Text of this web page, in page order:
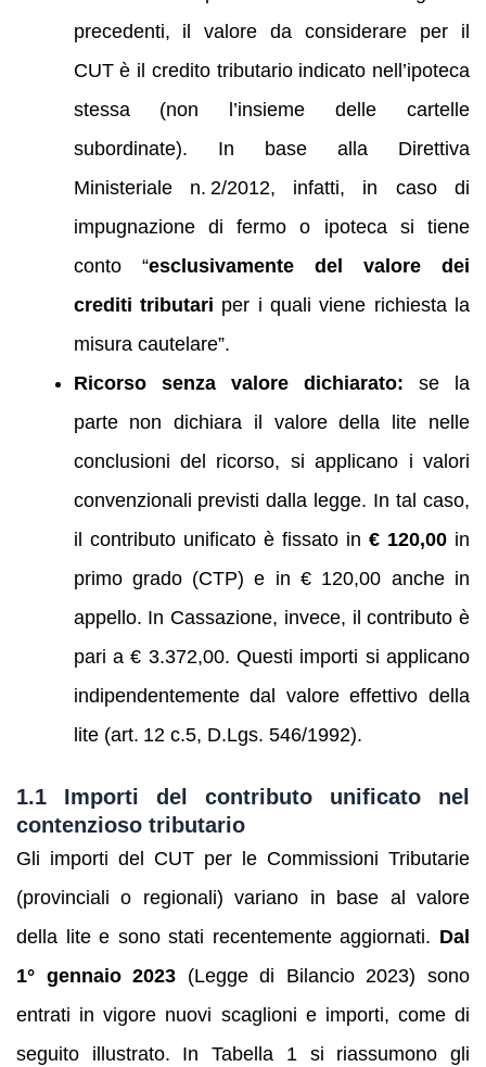
precedenti, il valore da considerare per il
CUT è il credito tributario indicato nell’ipoteca
stessa (non l’insieme delle cartelle
subordinate). In base alla Direttiva
Ministeriale n. 2/2012, infatti, in caso di
impugnazione di fermo o ipoteca si tiene
conto “esclusivamente del valore dei
crediti tributari per i quali viene richiesta la
misura cautelare”.
Ricorso senza valore dichiarato: se la
parte non dichiara il valore della lite nelle
conclusioni del ricorso, si applicano i valori
convenzionali previsti dalla legge. In tal caso,
il contributo unificato è fissato in € 120,00in
primo grado (CTP) e in € 120,00 anche in
appello. In Cassazione, invece, il contributo è
pari a € 3.372,00. Questi importi si applicano
indipendentemente dal valore effettivo della
lite (art. 12 c.5, D.Lgs. 546/1992).
1.1 Importi del contributo unificato nel
contenzioso tributario
Gli importi del CUT per le Commissioni Tributarie
(provinciali o regionali) variano in base al valore
della lite e sono stati recentemente aggiornati. Dal
1° gennaio 2023 (Legge di Bilancio 2023) sono
entrati in vigore nuovi scaglioni e importi, come di
seguito illustrato. In Tabella 1 si riassumono gli